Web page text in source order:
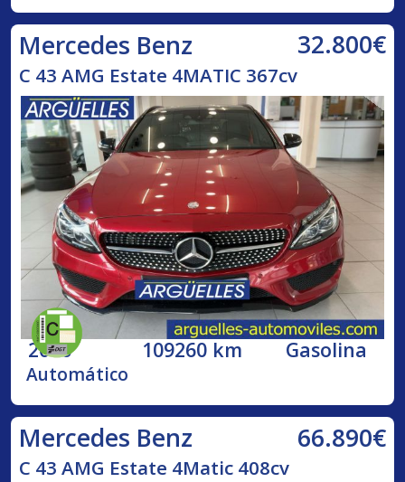
Mercedes Benz 32.800€
C 43 AMG Estate 4MATIC 367cv
2016 109260 km Gasolina
Automático
Mercedes Benz 66.890€
C 43 AMG Estate 4Matic 408cv